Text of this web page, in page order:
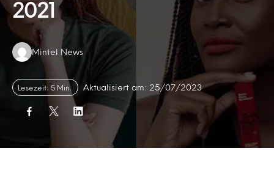
2021
Authors:
Mintel News
Lesezeit: 5 Min. Aktualisiert am: 25/07/2023